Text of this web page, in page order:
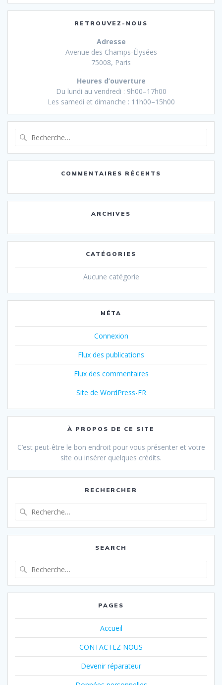
RETROUVEZ-NOUS
Adresse
Avenue des Champs-Élysées
75008, Paris
Heures d’ouverture
Du lundi au vendredi : 9h00–17h00
Les samedi et dimanche : 11h00–15h00
:
COMMENTAIRES RÉCENTS
ARCHIVES
CATÉGORIES
Aucune catégorie
MÉTA
Connexion
Flux des publications
Flux des commentaires
Site de WordPress-FR
À PROPOS DE CE SITE
C’est peut-être le bon endroit pour vous présenter et votre
site ou insérer quelques crédits.
RECHERCHER
:
SEARCH
:
PAGES
Accueil
CONTACTEZ NOUS
Devenir réparateur